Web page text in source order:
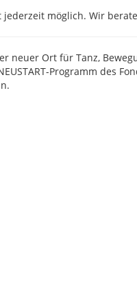
jederzeit möglich. Wir
neuer Ort für Tanz,
Programm des